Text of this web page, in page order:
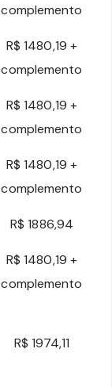
complemento
R$ 1480,19 +
complemento
R$ 1480,19 +
complemento
R$ 1480,19 +
complemento
R$ 1886,94
R$ 1480,19 +
complemento
R$ 1974,11